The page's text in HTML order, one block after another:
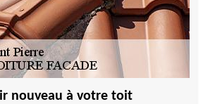
nouveau à votre toit